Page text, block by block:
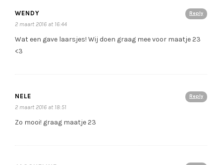
Reply
WENDY
2 maart 2016 at 16:44
Wat een gave laarsjes! Wij doen graag mee voor maatje 23
<3
Reply
NELE
2 maart 2016 at 18:51
Zo mooi! graag maatje 23